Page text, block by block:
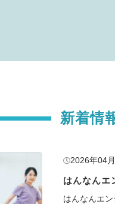
新着情
2026年04
はんなんエ
はんなんエ